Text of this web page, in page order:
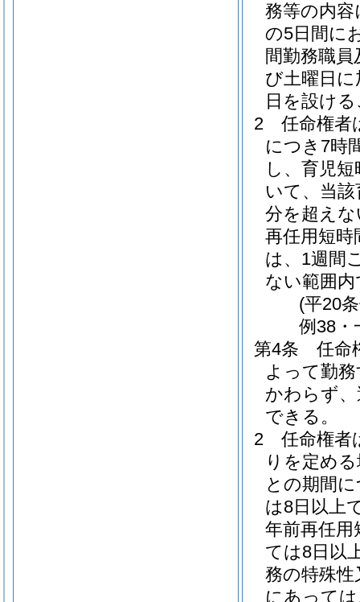
務等の内
の5日間に
間勤務職
び土曜日
日を設け
2
任命権者
につき7時
し、育児
いて、当
分を超え
再任用短時
は、1週間
ない範囲
(平20
例38・
第4条
任命
よって勤
かわらず
できる。
2
任命権者
りを定め
との期間
は8日以上
年前再任用
ては8日以
務の特殊性
にあって